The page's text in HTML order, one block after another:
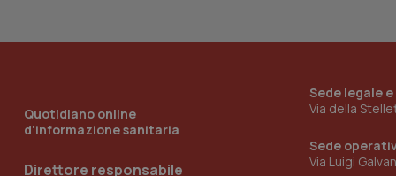
Quotidiano online
d'informazione sanitaria
Direttore responsabile
Sede legale
Via della
Sede
Via Luigi
_ga_0VMQEQKQ1N
__Secure-YNID